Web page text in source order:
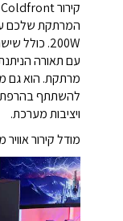
עם תאורה
מרתקת. הוא גם
להשתתף
ויציבות מערכת.
מודל קירור